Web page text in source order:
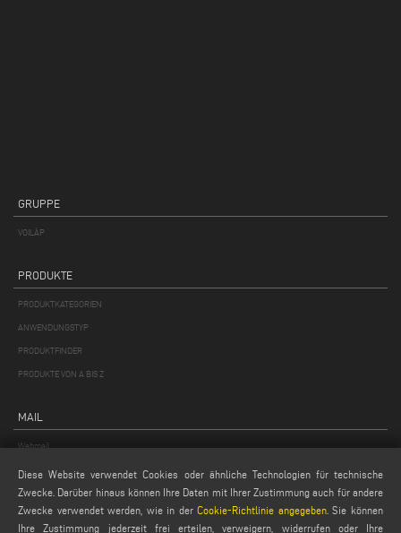
GRUPPE
VOILÀP
PRODUKTE
PRODUKTKATEGORIEN
ANWENDUNGSTYP
PRODUKTFINDER
PRODUKTE VON A BIS Z
MAIL
Webmail
service@emmegi.com
webmaster@emmegi.com
info@emmegi.com
Diese Website verwendet Cookies oder ähnliche Technologien für technische
Zwecke. Darüber hinaus können Ihre Daten mit Ihrer Zustimmung auch für andere
Zwecke verwendet werden, wie in derCookie-Richtlinie angegeben. Sie können
Ihre Zustimmung jederzeit frei erteilen, verweigern, widerrufen oder Ihre